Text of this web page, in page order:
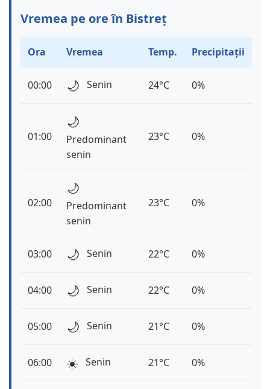
Vremea pe ore în Bistreț
Ora Vremea Temp. Precipitații
00:00 🌙 Senin 24°C 0%
01:00
🌙
Predominant
senin
23°C 0%
02:00
🌙
Predominant
senin
23°C 0%
03:00 🌙 Senin 22°C 0%
04:00 🌙 Senin 22°C 0%
05:00 🌙 Senin 21°C 0%
06:00 ☀️ Senin 21°C 0%